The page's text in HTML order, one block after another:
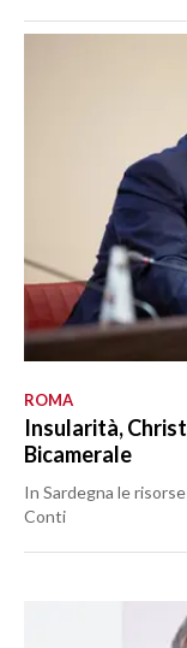
ROMA
Insularità,
Bicamerale
In Sardegna le
Conti